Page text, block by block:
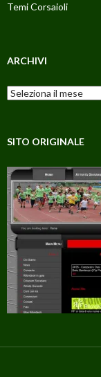
Temi Corsaioli
ARCHIVI
Archivi
SITO ORIGINALE